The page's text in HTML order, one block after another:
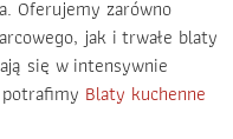
Oferujemy zarówno
jak i trwałe blaty
się w intensywnie
Blaty kuchenne